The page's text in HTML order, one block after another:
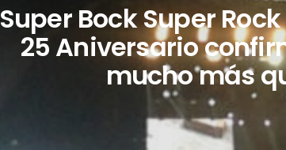
Super Bock Super
25 Aniversario
mucho más